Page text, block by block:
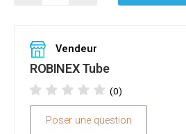
Vendeur
ROBINEX Tube
(0)
Poser une question